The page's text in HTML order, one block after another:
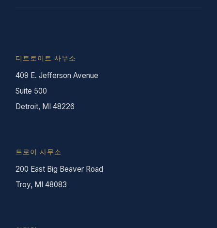
디트로이트 사무소
409 E. Jefferson Avenue
Suite 500
Detroit, MI 48226
트로이 사무소
200 East Big Beaver Road
Troy, MI 48083